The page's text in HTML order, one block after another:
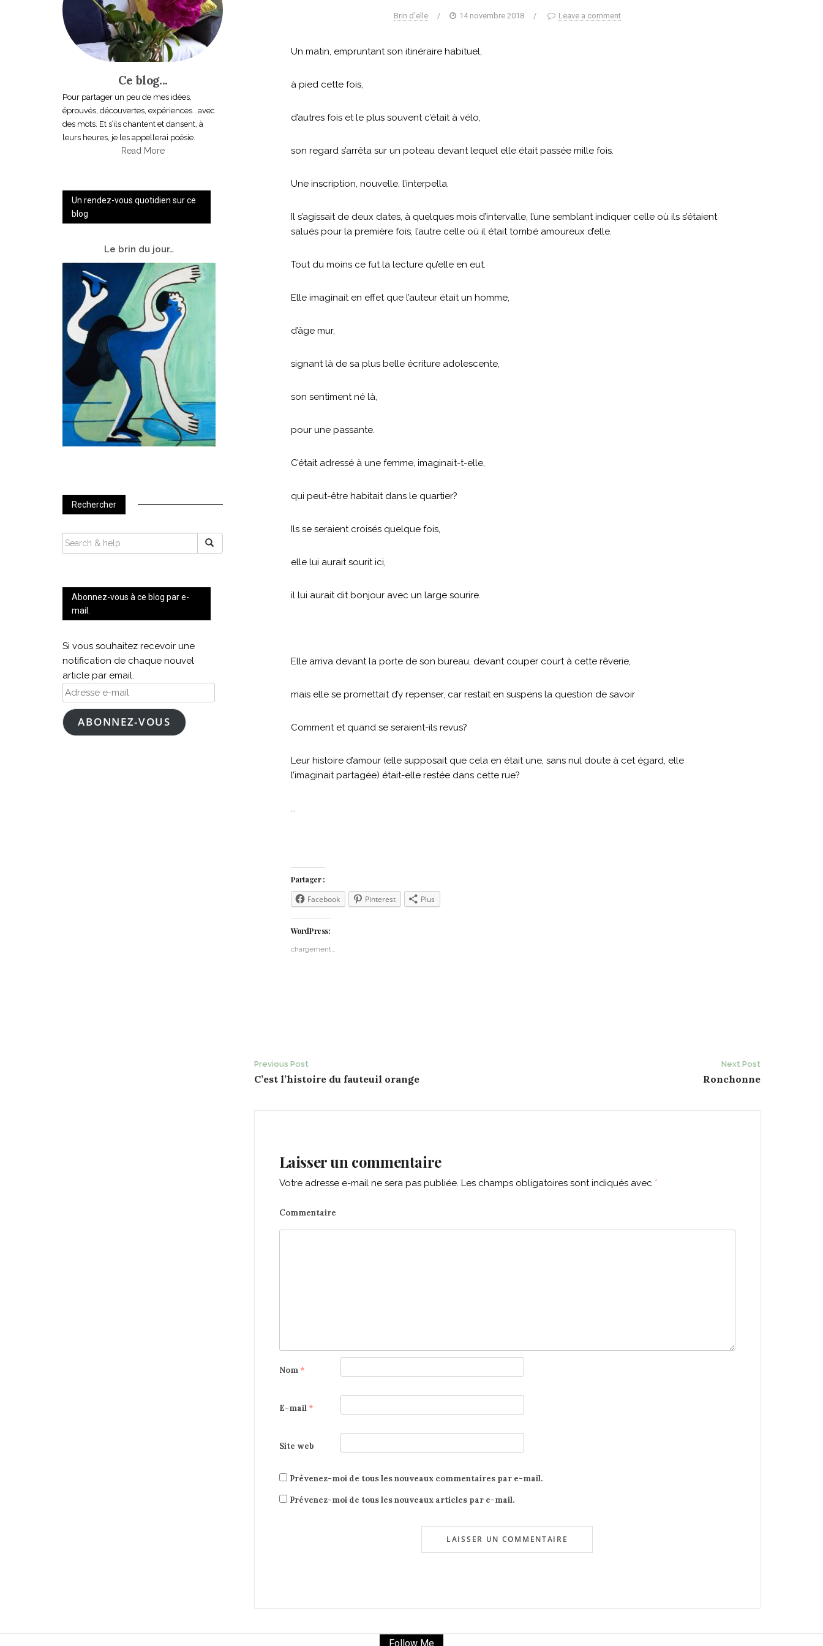
Brin d'elle / 14 novembre 2018 / Leave a comment
Un matin, empruntant son itinéraire habituel,
à pied cette fois,
d’autres fois et le plus souvent c’était à vélo,
son regard s’arrêta sur un poteau devant lequel elle était passée mille fois.
Une inscription, nouvelle, l’interpella.
Il s’agissait de deux dates, à quelques mois d’intervalle, l’une semblant indiquer celle où ils s’étaient
salués pour la première fois, l’autre celle où il était tombé amoureux d’elle.
Tout du moins ce fut la lecture qu’elle en eut.
Elle imaginait en effet que l’auteur était un homme,
d’âge mur,
signant là de sa plus belle écriture adolescente,
son sentiment né là,
pour une passante.
C’était adressé à une femme, imaginait-t-elle,
qui peut-être habitait dans le quartier?
Ils se seraient croisés quelque fois,
elle lui aurait sourit ici,
il lui aurait dit bonjour avec un large sourire.
Elle arriva devant la porte de son bureau, devant couper court à cette rêverie,
mais elle se promettait d’y repenser, car restait en suspens la question de savoir
Comment et quand se seraient-ils revus?
Leur histoire d’amour (elle supposait que cela en était une, sans nul doute à cet égard, elle
l’imaginait partagée) était-elle restée dans cette rue?
…
Partager :
Facebook Pinterest Plus
WordPress:
chargement…
Post
Previous Post
C’est l’histoire du fauteuil orange
Next Post
Ronchonne
Laisser un commentaire
Votre adresse e-mail ne sera pas publiée. Les champs obligatoires sont indiqués avec *
Commentaire
Nom *
E-mail *
Site web
Prévenez-moi de tous les nouveaux commentaires par e-mail.
Prévenez-moi de tous les nouveaux articles par e-mail.
Ce blog...
Pour partager un peu de mes idées,
éprouvés, découvertes, expériences...avec
des mots. Et s’ils chantent et dansent, à
leurs heures, je les appellerai poésie.
Read More
Un rendez-vous quotidien sur ce
blog
Le brin du jour…
Rechercher
SEARCH
FOR:
Abonnez-vous à ce blog par e-
mail.
Si vous souhaitez recevoir une
notification de chaque nouvel
article par email.
Adresse
e-
mailABONNEZ-VOUS
Follow Me